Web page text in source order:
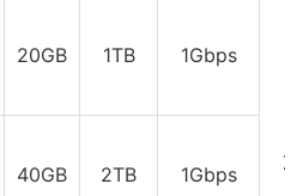
20GB 1TB 1Gbps
40GB 2TB 1Gbps